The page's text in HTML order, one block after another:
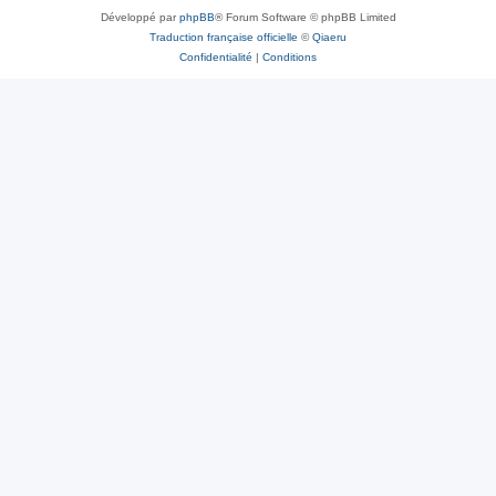
Développé parphpBB® Forum Software © phpBB Limited
Traduction française officielle ©Qiaeru
Confidentialité | Conditions